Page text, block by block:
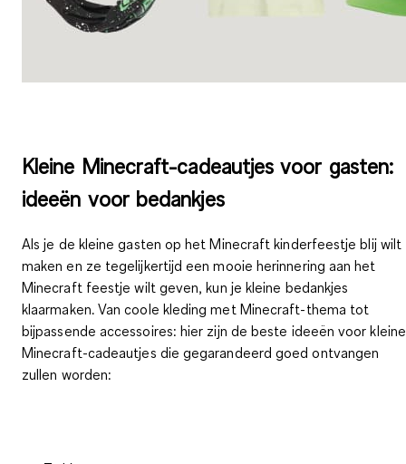
Kleine Minecraft-cadeautjes voor gasten:
ideeën voor bedankjes
Als je de kleine gasten op het Minecraft kinderfeestje blij wilt
maken en ze tegelijkertijd een mooie herinnering aan het
Minecraft feestje wilt geven, kun je kleine bedankjes
klaarmaken. Van coole kleding met Minecraft-thema tot
bijpassende accessoires: hier zijn de beste ideeën voor kleine
Minecraft-cadeautjes die gegarandeerd goed ontvangen
zullen worden: